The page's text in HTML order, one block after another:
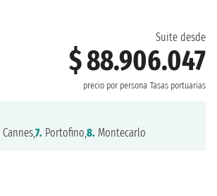
Suite desde
$ 88.906.047
precio por persona Tasas portuarias
Cannes,7. Portofino,8. Montecarlo